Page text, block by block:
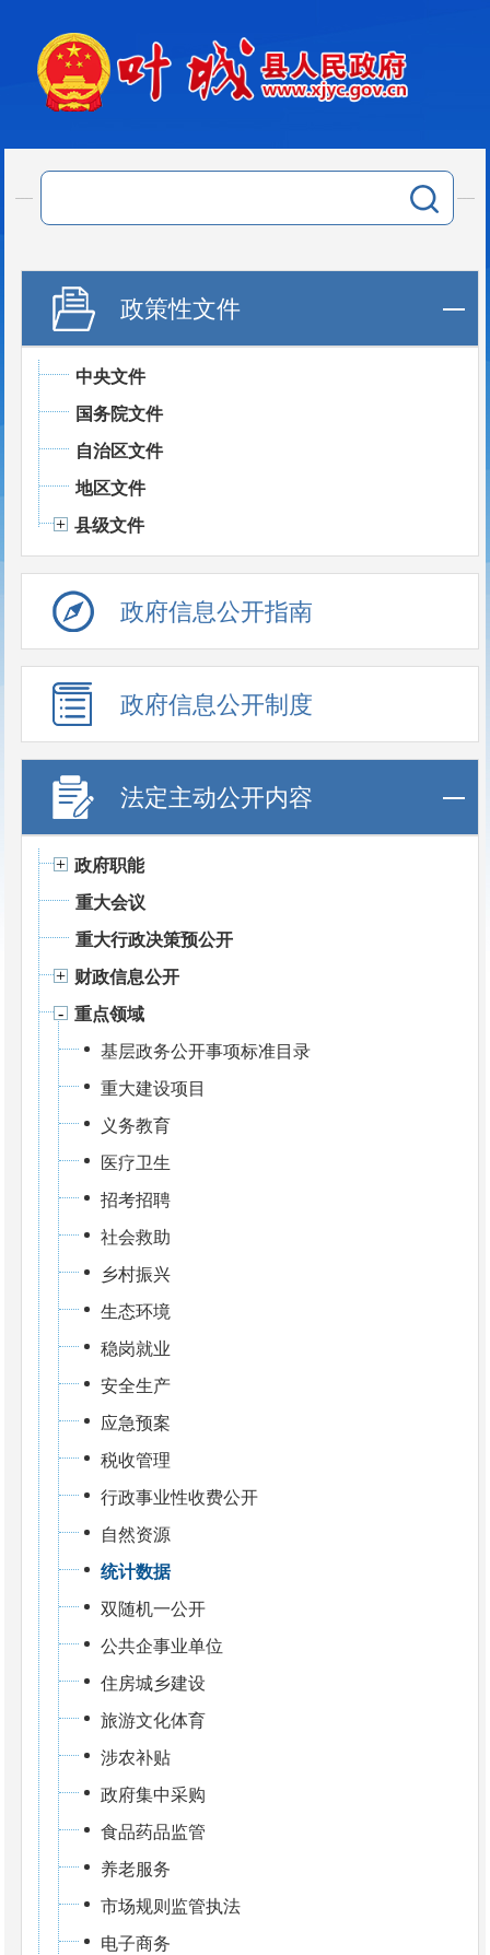
政策性文件
中央文件
国务院文件
自治区文件
地区文件
县级文件
政府信息公开指南
政府信息公开制度
法定主动公开内容
政府职能
重大会议
重大行政决策预公开
财政信息公开
重点领域
基层政务公开事项标准目录
重大建设项目
义务教育
医疗卫生
招考招聘
社会救助
乡村振兴
生态环境
稳岗就业
安全生产
应急预案
税收管理
行政事业性收费公开
自然资源
统计数据
双随机一公开
公共企事业单位
住房城乡建设
旅游文化体育
涉农补贴
政府集中采购
食品药品监管
养老服务
市场规则监管执法
电子商务